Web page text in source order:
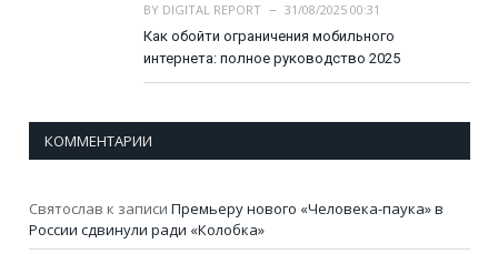
BY DIGITAL REPORT
31/08/2025 00:31
Как обойти ограничения мобильного
интернета: полное руководство 2025
КОММЕНТАРИИ
Святослав к записи Премьеру нового «Человека-паука» в
России сдвинули ради «Колобка»